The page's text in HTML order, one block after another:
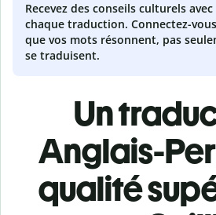
Recevez des conseils culturels avec
chaque traduction. Connectez-
que vos mots résonnent, pas
se traduisent.
Un
Anglais-
qualité